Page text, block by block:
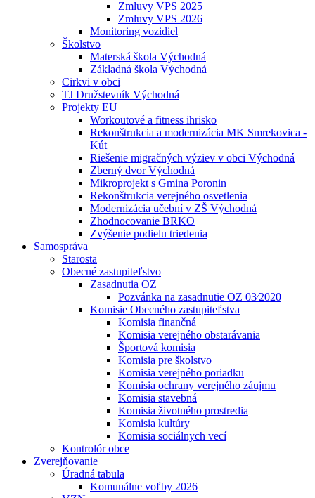
Zmluvy VPS 2025
Zmluvy VPS 2026
Monitoring vozidiel
Školstvo
Materská škola Východná
Základná škola Východná
Cirkvi v obci
TJ Družstevník Východná
Projekty EU
Workoutové a fitness ihrisko
Rekonštrukcia a modernizácia MK Smrekovica -
Kút
Riešenie migračných výziev v obci Východná
Zberný dvor Východná
Mikroprojekt s Gmina Poronin
Rekonštrukcia verejného osvetlenia
Modernizácia učební v ZŠ Východná
Zhodnocovanie BRKO
Zvýšenie podielu triedenia
Samospráva
Starosta
Obecné zastupiteľstvo
Zasadnutia OZ
Pozvánka na zasadnutie OZ 03⁄2020
Komisie Obecného zastupiteľstva
Komisia finančná
Komisia verejného obstarávania
Športová komisia
Komisia pre školstvo
Komisia verejného poriadku
Komisia ochrany verejného záujmu
Komisia stavebná
Komisia životného prostredia
Komisia kultúry
Komisia sociálnych vecí
Kontrolór obce
Zverejňovanie
Úradná tabula
Komunálne voľby 2026